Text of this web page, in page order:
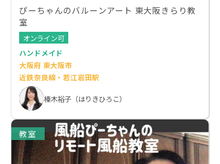
ぴーちゃんのバルーンアート 東大阪きらり教
室
オンライン可
ハンドメイド
大阪府 東大阪市
近鉄奈良線・若江岩田駅
榛木裕子（はりきひろこ）
教室